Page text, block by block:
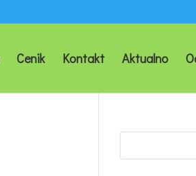
Cenik Kontakt Aktualno